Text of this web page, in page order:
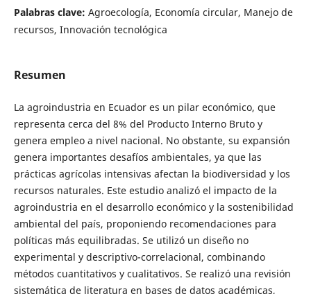
Palabras clave: Agroecología, Economía circular, Manejo de
recursos, Innovación tecnológica
Resumen
La agroindustria en Ecuador es un pilar económico, que
representa cerca del 8% del Producto Interno Bruto y
genera empleo a nivel nacional. No obstante, su expansión
genera importantes desafíos ambientales, ya que las
prácticas agrícolas intensivas afectan la biodiversidad y los
recursos naturales. Este estudio analizó el impacto de la
agroindustria en el desarrollo económico y la sostenibilidad
ambiental del país, proponiendo recomendaciones para
políticas más equilibradas. Se utilizó un diseño no
experimental y descriptivo-correlacional, combinando
métodos cuantitativos y cualitativos. Se realizó una revisión
sistemática de literatura en bases de datos académicas,